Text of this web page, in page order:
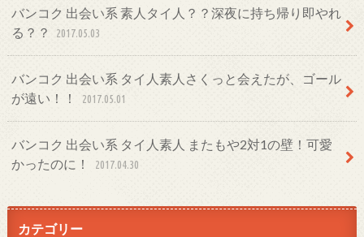
バンコク 出会い系 素人タイ人？？深夜に持ち帰り即やれ
る？？
2017.05.03
バンコク 出会い系 タイ人素人さくっと会えたが、ゴール
が遠い！！
2017.05.01
バンコク 出会い系 タイ人素人 またもや2対1の壁！可愛
かったのに！
2017.04.30
カテゴリー